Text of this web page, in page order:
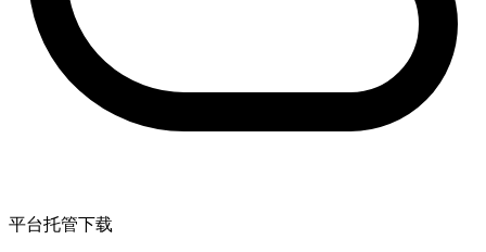
平台托管下载